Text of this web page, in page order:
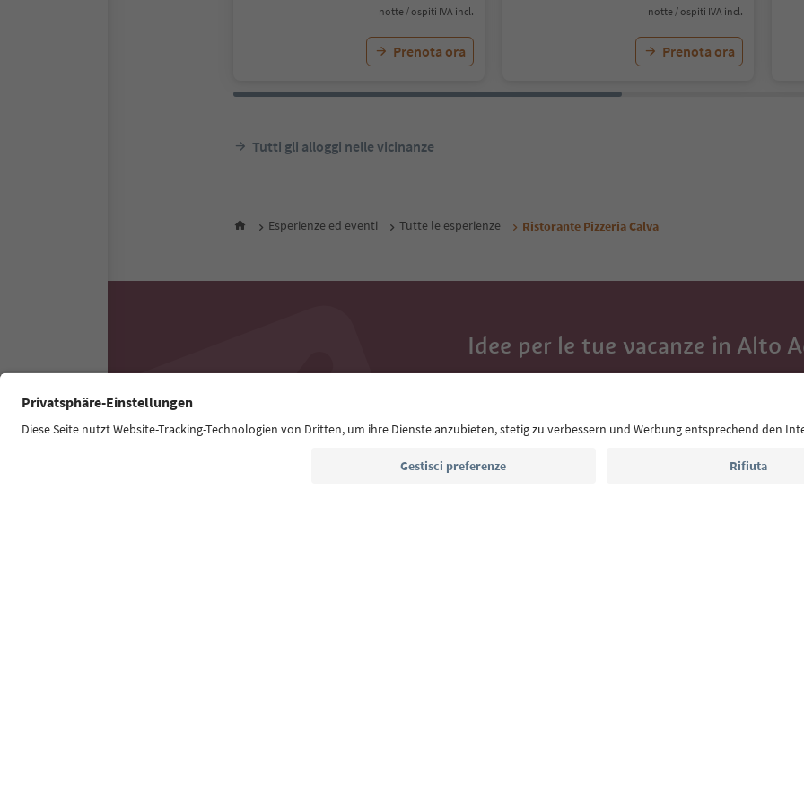
notte / ospiti IVA incl.
Prenota ora
notte / ospiti IVA incl.
Prenota ora
Tutti gli alloggi nelle vicinanze
Esperienze ed eventi Tutte le esperienze Ristorante Pizzeria Calva
Idee per le tue vacanze in Alto
Indirizzo e-mail*